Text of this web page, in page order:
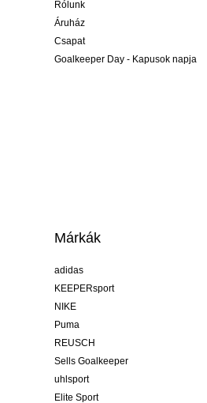
Rólunk
Áruház
Csapat
Goalkeeper Day - Kapusok napja
Márkák
adidas
KEEPERsport
NIKE
Puma
REUSCH
Sells Goalkeeper
uhlsport
Elite Sport